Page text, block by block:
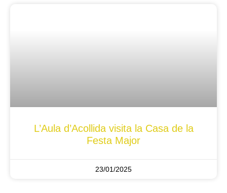
L’Aula d’Acollida visita la Casa de la
Festa Major
23/01/2025